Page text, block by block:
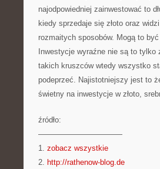
najodpowiedniej zainwestować to
kiedy sprzedaje się złoto oraz
rozmaitych sposobów. Mogą to
Inwestycje wyraźne nie są to
takich kruszców wtedy wszystko
podeprzeć. Najistotniejszy jest to
świetny na inwestycje w złoto,
źródło:
———————————
1. zobacz wszystkie
2. http://rathenow-blog.de